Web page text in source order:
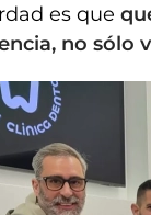
es que
no sólo